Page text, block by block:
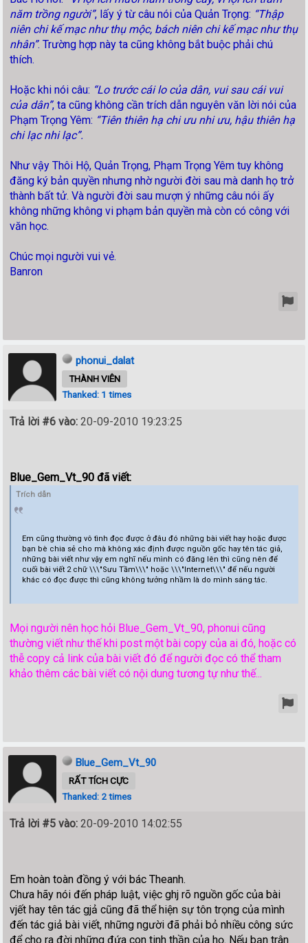
năm trồng người”, lấy ý từ câu nói của Quản Trọng: “Thập
niên chi kế mạc như thụ mộc, bách niên chi kế mạc như thụ
nhân”. Trường hợp này ta cũng không bắt buộc phải chú
thích.
Hoặc khi nói câu: “Lo trước cái lo của dân, vui sau cái vui
của dân”, ta cũng không cần trích dẫn nguyên văn lời nói của
Phạm Trọng Yêm: “Tiên thiên hạ chi ưu nhi ưu, hậu thiên hạ
chi lạc nhi lạc”.
Như vậy Thôi Hộ, Quản Trọng, Phạm Trọng Yêm tuy không
đăng ký bản quyền nhưng nhờ người đời sau mà danh họ trở
thành bất tử. Và người đời sau mượn ý những câu nói ấy
không những không vi phạm bản quyền mà còn có công với
văn học.
Chúc mọi người vui vẻ.
Banron
phonui_dalat
THÀNH VIÊN
Thanked: 1 times
Trả lời #6 vào: 20-09-2010 19:23:25
Blue_Gem_Vt_90 đã viết:
Trích dẫn
Em cũng thường vô tình đọc được ở đâu đó những bài viết hay hoặc được
bạn bè chia sẻ cho mà không xác định được nguồn gốc hay tên tác giả,
những bài viết như vậy em nghĩ nếu mình có đăng lên thì cũng nên để
cuối bài viết 2 chữ \\\"Sưu Tầm\\\" hoặc \\\"Internet\\\" để nếu người
khác có đọc được thì cũng không tưởng nhầm là do mình sáng tác.
Mọi người nên học hỏi Blue_Gem_Vt_90, phonui cũng
thường viết như thế khi post một bài copy của ai đó, hoặc có
thễ copy cả link của bài viết đó để người đọc có thể tham
khảo thêm các bài viết có nội dung tương tự như thế...
Blue_Gem_Vt_90
RẤT TÍCH CỰC
Thanked: 2 times
Trả lời #5 vào: 20-09-2010 14:02:55
Em hoàn toàn đồng ý với bác Theanh.
Chưa hãy nói đến pháp luật, việc ghj rõ nguồn gốc của bài
vjết hay tên tác gjả cũng đã thể hiện sự tôn trọng của mình
đến tác giả bài viết, những người đã phải bỏ nhiều công sức
để cho ra đời những đứa con tinh thần của họ. Nếu bạn trân